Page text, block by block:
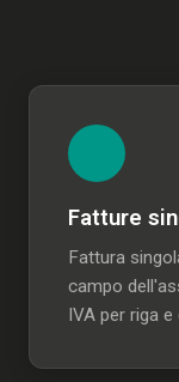
Fatture
Fattura
campo
IVA per riga